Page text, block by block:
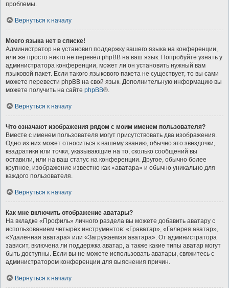
проблемы.
Вернуться к началу
Моего языка нет в списке!
Администратор не установил поддержку вашего языка на конференции,
или же просто никто не перевёл phpBB на ваш язык. Попробуйте узнать у
администратора конференции, может ли он установить нужный вам
языковой пакет. Если такого языкового пакета не существует, то вы сами
можете перевести phpBB на свой язык. Дополнительную информацию вы
можете получить на сайте phpBB®.
Вернуться к началу
Что означают изображения рядом с моим именем пользователя?
Вместе с именем пользователя могут присутствовать два изображения.
Одно из них может относиться к вашему званию, обычно это звёздочки,
квадратики или точки, указывающие на то, сколько сообщений вы
оставили, или на ваш статус на конференции. Другое, обычно более
крупное, изображение известно как «аватара» и обычно уникально для
каждого пользователя.
Вернуться к началу
Как мне включить отображение аватары?
На вкладке «Профиль» личного раздела вы можете добавить аватару с
использованием четырёх инструментов: «Граватар», «Галерея аватар»,
«Удалённая аватара» или «Загружаемая аватара». От администратора
зависит, включена ли поддержка аватар, а также какие типы аватар могут
быть доступны. Если вы не можете использовать аватары, свяжитесь с
администратором конференции для выяснения причин.
Вернуться к началу